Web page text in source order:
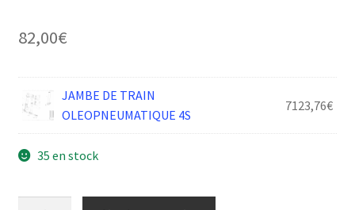
82,00€
JAMBE DE TRAIN
OLEOPNEUMATIQUE 4S
7123,76€
35 en stock